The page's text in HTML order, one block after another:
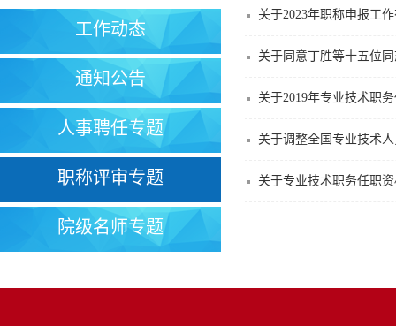
工作动态
通知公告
人事聘任专题
职称评审专题
院级名师专题
关于2023年职称申报工
关于同意丁胜等十五位
关于2019年专业技术职
关于调整全国专业技术
关于专业技术职务任职